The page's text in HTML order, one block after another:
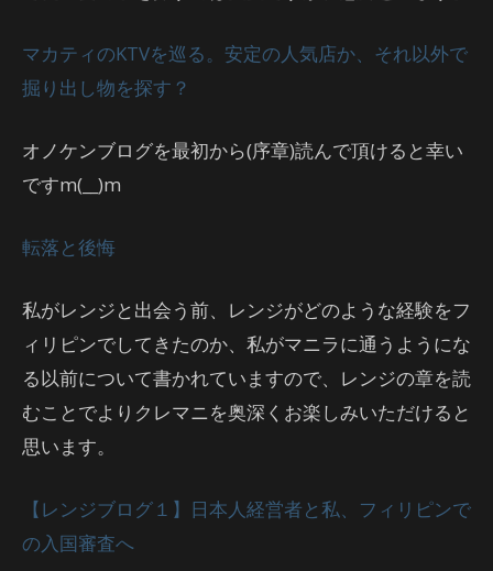
マカティのKTVを巡る。安定の人気店か、それ以外で
掘り出し物を探す？
オノケンブログを最初から(序章)読んで頂けると幸い
ですm(__)m
転落と後悔
私がレンジと出会う前、レンジがどのような経験をフ
ィリピンでしてきたのか、私がマニラに通うようにな
る以前について書かれていますので、レンジの章を読
むことでよりクレマニを奥深くお楽しみいただけると
思います。
【レンジブログ１】日本人経営者と私、フィリピンで
の入国審査へ